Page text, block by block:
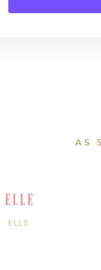
AS
ELLE